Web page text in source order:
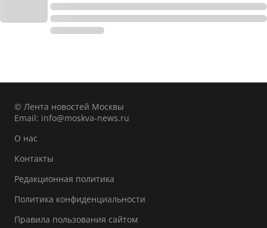
© Лента новостей Москвы
Email: info@moskva-news.ru
О нас
Контакты
Редакционная политика
Политика конфиденциальности
Правила пользования сайтом